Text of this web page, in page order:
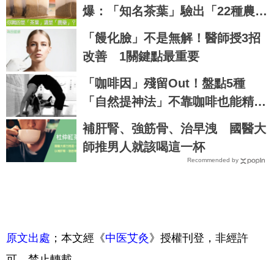
爆：「知名茶葉」驗出「22種農
藥」，再喝癌症、賀爾蒙失調找上
門｜每日健康 Health
「饅化臉」不是無解！醫師授3招
改善 1關鍵點最重要
「咖啡因」殘留Out！盤點5種
「自然提神法」不靠咖啡也能精神
百倍！
補肝腎、強筋骨、治早洩 國醫大
師推男人就該喝這一杯
Recommended by
原文出處 ；本文經《中医艾灸 》授權刊登，非經許